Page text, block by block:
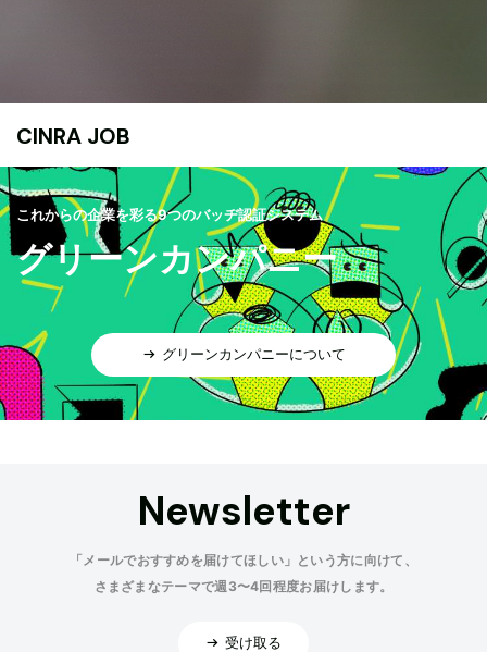
CINRA JOB
これからの企業を彩る9つのバッヂ認証システム
グリーンカンパニー
グリーンカンパニーについて
Newsletter
「メールでおすすめを届けてほしい」という方に向けて、
さまざまなテーマで週3〜4回程度お届けします。
受け取る